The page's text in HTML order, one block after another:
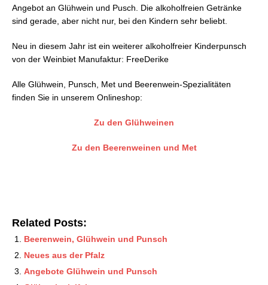
Angebot an Glühwein und Pusch. Die alkoholfreien Getränke
sind gerade, aber nicht nur, bei den Kindern sehr beliebt.
Neu in diesem Jahr ist ein weiterer alkoholfreier Kinderpunsch
von der Weinbiet Manufaktur: FreeDerike
Alle Glühwein, Punsch, Met und Beerenwein-Spezialitäten
finden Sie in unserem Onlineshop:
Zu den Glühweinen
Zu den Beerenweinen und Met
Related Posts:
Beerenwein, Glühwein und Punsch
Neues aus der Pfalz
Angebote Glühwein und Punsch